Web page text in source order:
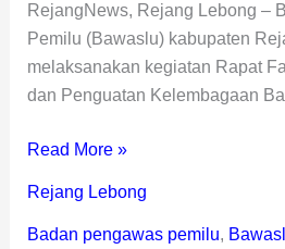
RejangNews, Rejang Lebong –
Pemilu (Bawaslu) kabupaten
melaksanakan kegiatan Rapat
dan Penguatan Kelembagaan
Read More »
Rejang Lebong
Badan pengawas pemilu,